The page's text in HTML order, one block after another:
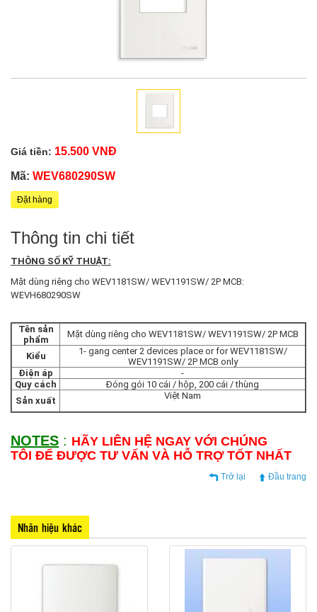
Giá tiền: 15.500 VNĐ
Mã: WEV680290SW
Đặt hàng
Thông tin chi tiết
THÔNG SỐ KỸ THUẬT:
Mặt dùng riêng cho WEV1181SW/ WEV1191SW/ 2P MCB:
WEVH680290SW
Tên sản
phẩm
Mặt dùng riêng cho WEV1181SW/ WEV1191SW/ 2P MCB
Kiểu
1- gang center 2 devices place or for WEV1181SW/
WEV1191SW/ 2P MCB only
Điện áp
-
Quy cách
Đóng gói 10 cái / hộp, 200 cái / thùng
Sản xuất
Việt Nam
NOTES : HÃY LIÊN HỆ NGAY VỚI CHÚNG
TÔI ĐỂ ĐƯỢC TƯ VẤN VÀ HỖ TRỢ TỐT NHẤT
Trở lại Đầu trang
Nhãn hiệu khác